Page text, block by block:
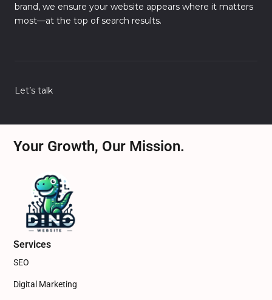
brand, we ensure your website appears where it matters
most—at the top of search results.
Let’s talk
Your Growth, Our Mission.
Services
SEO
Digital Marketing